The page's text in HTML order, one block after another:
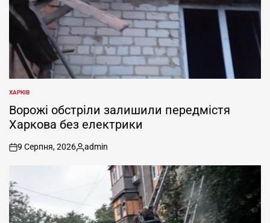
ОПУБЛІКУВАТИ
У
ХАРКІВ
Ворожі обстріли залишили передмістя
Харкова без електрики
on
9 Серпня, 2026
Опубліковано
admin